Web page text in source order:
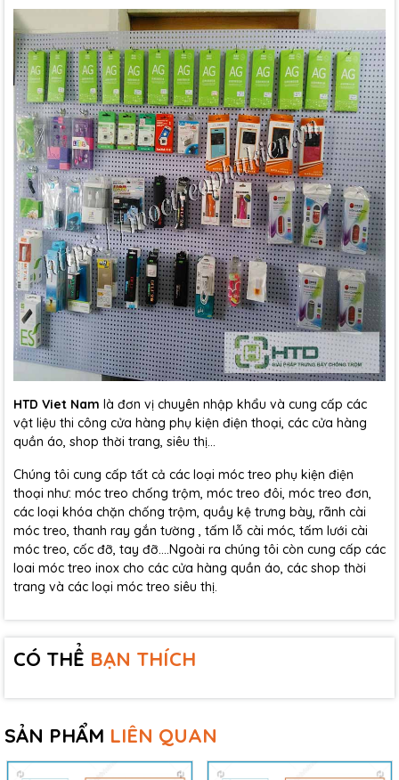
HTD Viet Nam là đơn vị chuyên nhập khẩu và cung cấp các
vật liệu thi công cửa hàng phụ kiện điện thoại, các cửa hàng
quần áo, shop thời trang, siêu thị...
Chúng tôi cung cấp tất cả các loại móc treo phụ kiện điện
thoại như: móc treo chống trộm, móc treo đôi, móc treo đơn,
các loại khóa chặn chống trộm, quầy kệ trưng bày, rãnh cài
móc treo, thanh ray gắn tường , tấm lỗ cài móc, tấm lưới cài
móc treo, cốc đỡ, tay đỡ....Ngoài ra chúng tôi còn cung cấp các
loai móc treo inox cho các cửa hàng quần áo, các shop thời
trang và các loại móc treo siêu thị.
CÓ THỂ BẠN THÍCH
SẢN PHẨM LIÊN QUAN